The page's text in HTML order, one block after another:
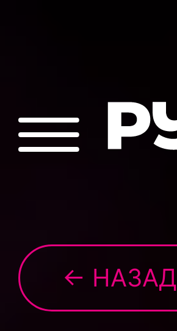
← НАЗАД